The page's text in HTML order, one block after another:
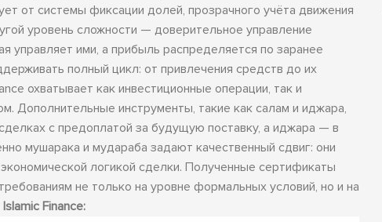
от системы фиксации долей, прозрачного учёта движения
уровень сложности — доверительное управление
управляет ими, а прибыль распределяется по заранее
полный цикл: от привлечения средств до их
охватывает как инвестиционные операции, так и
Дополнительные инструменты, такие как салам и иджара,
с предоплатой за будущую поставку, а иджара — в
мушарака и мудараба задают качественный сдвиг: они
логикой сделки. Полученные сертификаты
не только на уровне формальных условий, но и на
Finance: